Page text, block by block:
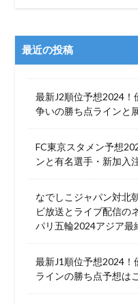
最近の投稿
最新J2順位予想2024！
争いの勝ち点ラインと
FC東京スタメン予想
ンと有名選手・新加入
なでしこジャパン対北
ビ放送とライブ配信の
パリ五輪2024アジア最
最新J1順位予想2024！
ラインの勝ち点予想は